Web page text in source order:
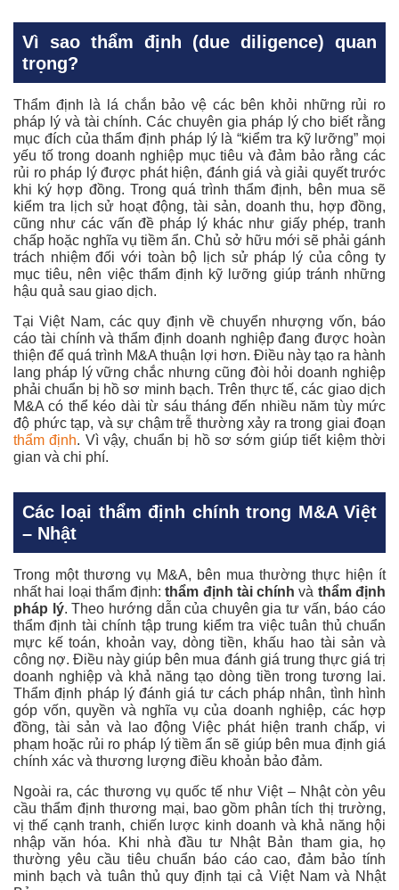
Vì sao thẩm định (due diligence) quan
trọng?
Thẩm định là lá chắn bảo vệ các bên khỏi những rủi ro
pháp lý và tài chính. Các chuyên gia pháp lý cho biết rằng
mục đích của thẩm định pháp lý là “kiểm tra kỹ lưỡng” mọi
yếu tố trong doanh nghiệp mục tiêu và đảm bảo rằng các
rủi ro pháp lý được phát hiện, đánh giá và giải quyết trước
khi ký hợp đồng. Trong quá trình thẩm định, bên mua sẽ
kiểm tra lịch sử hoạt động, tài sản, doanh thu, hợp đồng,
cũng như các vấn đề pháp lý khác như giấy phép, tranh
chấp hoặc nghĩa vụ tiềm ẩn. Chủ sở hữu mới sẽ phải gánh
trách nhiệm đối với toàn bộ lịch sử pháp lý của công ty
mục tiêu, nên việc thẩm định kỹ lưỡng giúp tránh những
hậu quả sau giao dịch.
Tại Việt Nam, các quy định về chuyển nhượng vốn, báo
cáo tài chính và thẩm định doanh nghiệp đang được hoàn
thiện để quá trình M&A thuận lợi hơn. Điều này tạo ra hành
lang pháp lý vững chắc nhưng cũng đòi hỏi doanh nghiệp
phải chuẩn bị hồ sơ minh bạch. Trên thực tế, các giao dịch
M&A có thể kéo dài từ sáu tháng đến nhiều năm tùy mức
độ phức tạp, và sự chậm trễ thường xảy ra trong giai đoạn
thẩm định. Vì vậy, chuẩn bị hồ sơ sớm giúp tiết kiệm thời
gian và chi phí.
Các loại thẩm định chính trong M&A Việt
– Nhật
Trong một thương vụ M&A, bên mua thường thực hiện ít
nhất hai loại thẩm định:thẩm định tài chính và thẩm định
pháp lý. Theo hướng dẫn của chuyên gia tư vấn, báo cáo
thẩm định tài chính tập trung kiểm tra việc tuân thủ chuẩn
mực kế toán, khoản vay, dòng tiền, khấu hao tài sản và
công nợ. Điều này giúp bên mua đánh giá trung thực giá trị
doanh nghiệp và khả năng tạo dòng tiền trong tương lai.
Thẩm định pháp lý đánh giá tư cách pháp nhân, tình hình
góp vốn, quyền và nghĩa vụ của doanh nghiệp, các hợp
đồng, tài sản và lao động Việc phát hiện tranh chấp, vi
phạm hoặc rủi ro pháp lý tiềm ẩn sẽ giúp bên mua định giá
chính xác và thương lượng điều khoản bảo đảm.
Ngoài ra, các thương vụ quốc tế như Việt – Nhật còn yêu
cầu thẩm định thương mại, bao gồm phân tích thị trường,
vị thế cạnh tranh, chiến lược kinh doanh và khả năng hội
nhập văn hóa. Khi nhà đầu tư Nhật Bản tham gia, họ
thường yêu cầu tiêu chuẩn báo cáo cao, đảm bảo tính
minh bạch và tuân thủ quy định tại cả Việt Nam và Nhật